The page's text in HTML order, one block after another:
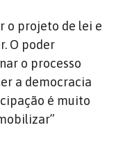
o projeto de lei e
O poder
o processo
a democracia
é muito